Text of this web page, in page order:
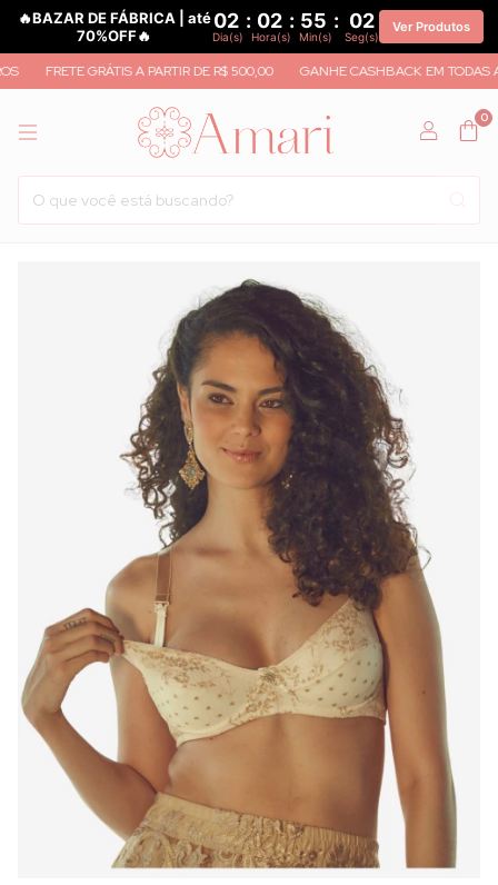
🔥BAZAR DE FÁBRICA | até
70%OFF🔥
02 : 02 : 55 : 01
Dia(s) Hora(s) Min(s) Seg(s)
Ver Produtos
FRETE GRÁTIS A PARTIR DE R$ 500,00 GANHE CASHBACK EM TODAS AS
0